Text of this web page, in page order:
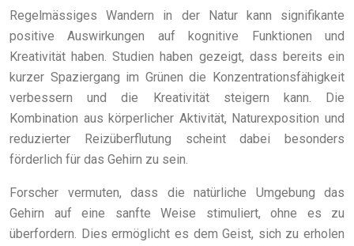
Regelmässiges Wandern in der Natur kann signifikante
positive Auswirkungen auf kognitive Funktionen und
Kreativität haben. Studien haben gezeigt, dass bereits ein
kurzer Spaziergang im Grünen die Konzentrationsfähigkeit
verbessern und die Kreativität steigern kann. Die
Kombination aus körperlicher Aktivität, Naturexposition und
reduzierter Reizüberflutung scheint dabei besonders
förderlich für das Gehirn zu sein.
Forscher vermuten, dass die natürliche Umgebung das
Gehirn auf eine sanfte Weise stimuliert, ohne es zu
überfordern. Dies ermöglicht es dem Geist, sich zu erholen